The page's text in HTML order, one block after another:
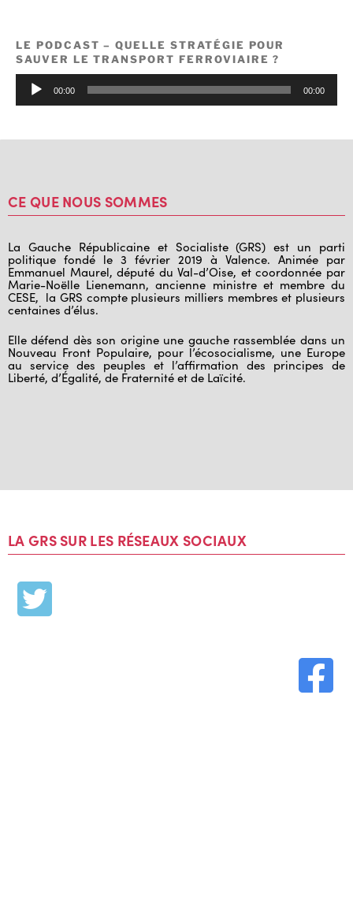
LE PODCAST – QUELLE STRATÉGIE POUR
SAUVER LE TRANSPORT FERROVIAIRE ?
Lecteur
00:00 00:00
CE QUE NOUS SOMMES
La Gauche Républicaine et Socialiste (GRS) est un parti
politique fondé le 3 février 2019 à Valence. Animée par
Emmanuel Maurel, député du Val-d’Oise, et coordonnée par
Marie-Noëlle Lienemann, ancienne ministre et membre du
CESE, la GRS compte plusieurs milliers membres et plusieurs
centaines d’élus.
Elle défend dès son origine une gauche rassemblée dans un
Nouveau Front Populaire, pour l’écosocialisme, une Europe
au service des peuples et l’affirmation des principes de
Liberté, d’Égalité, de Fraternité et de Laïcité.
LA GRS SUR LES RÉSEAUX SOCIAUX